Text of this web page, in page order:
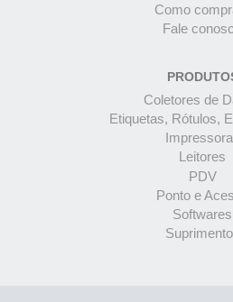
Como
Fale
Coletores de
Etiquetas, Rótulos,
Leitores
PDV
Ponto e
Softwares